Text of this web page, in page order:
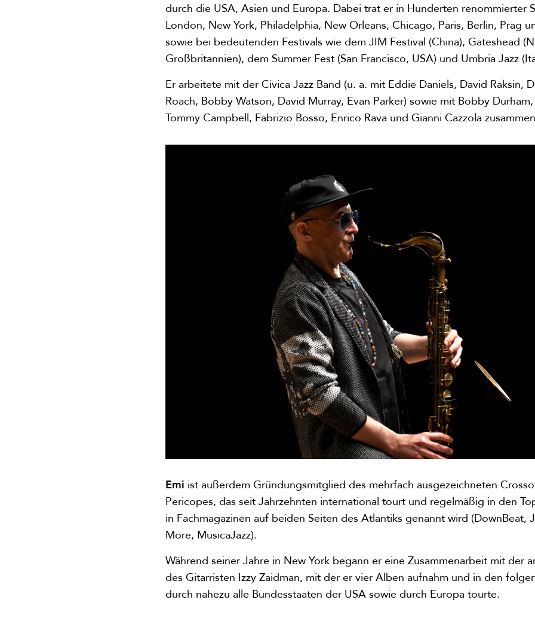
durch die USA, Asien und Europa. Dabei trat er in Hunderten renommierter
London, New York, Philadelphia, New Orleans, Chicago, Paris, Berlin, Prag
sowie bei bedeutenden Festivals wie dem JIM Festival (China), Gateshead
Großbritannien), dem Summer Fest (San Francisco, USA) und Umbria Jazz
Er arbeitete mit der Civica Jazz Band (u. a. mit Eddie Daniels, David Raksin,
Roach, Bobby Watson, David Murray, Evan Parker) sowie mit Bobby
Tommy Campbell, Fabrizio Bosso, Enrico Rava und Gianni Cazzola
Emi ist außerdem Gründungsmitglied des mehrfach ausgezeichneten
Pericopes, das seit Jahrzehnten international tourt und regelmäßig in den
in Fachmagazinen auf beiden Seiten des Atlantiks genannt wird (DownBeat,
More, MusicaJazz).
Während seiner Jahre in New York begann er eine Zusammenarbeit mit der
des Gitarristen Izzy Zaidman, mit der er vier Alben aufnahm und in den
durch nahezu alle Bundesstaaten der USA sowie durch Europa tourte.